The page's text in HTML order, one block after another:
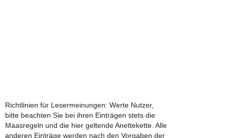
Richtlinien für Lesermeinungen: Werte Nutzer,
bitte beachten Sie bei ihren Einträgen stets die
Maasregeln und die hier geltende Anettekette. Alle
anderen Einträge werden nach den Vorgaben der